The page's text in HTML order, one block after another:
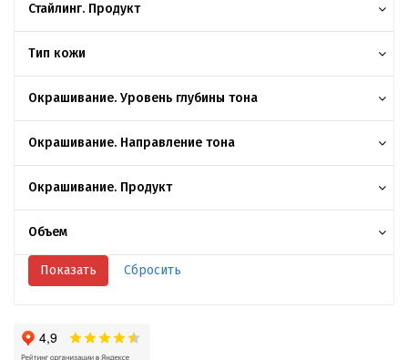
Стайлинг. Продукт
Тип кожи
Окрашивание. Уровень глубины тона
Окрашивание. Направление тона
Окрашивание. Продукт
Объем